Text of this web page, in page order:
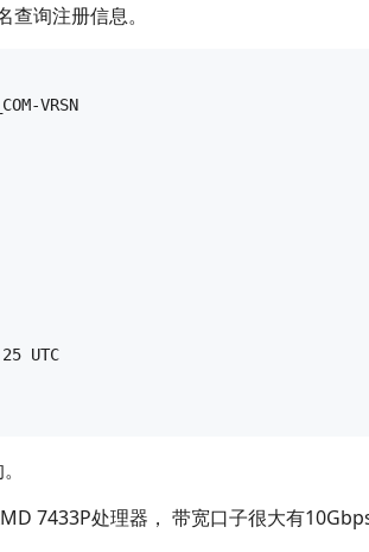
询注册信息。
VRSN
UTC
7433P处理器， 带宽口子很大有